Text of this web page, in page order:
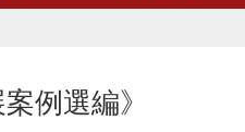
例選編》